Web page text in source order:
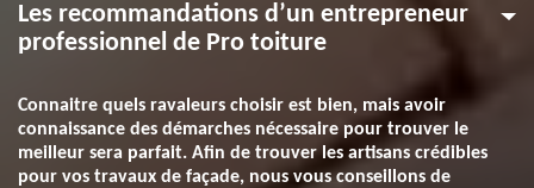
Les recommandations d’un entrepreneur
professionnel de Pro toiture
Connaitre quels ravaleurs choisir est bien, mais avoir
connaissance des démarches nécessaire pour trouver le
meilleur sera parfait. Afin de trouver les artisans crédibles
pour vos travaux de façade, nous vous conseillons de